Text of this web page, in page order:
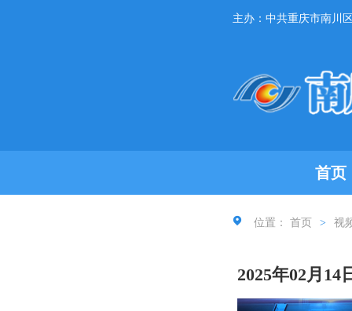
主办：中共重庆市南川
首页
位置： 首页 > 视
2025年02月14